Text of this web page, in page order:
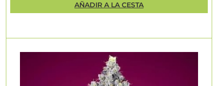
AÑADIR A LA CESTA